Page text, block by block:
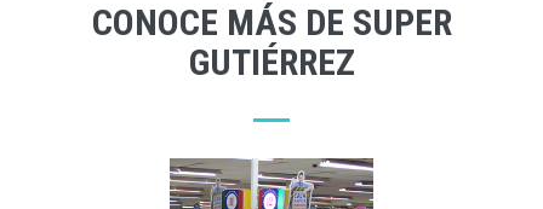
CONOCE MÁS DE SUPER
GUTIÉRREZ